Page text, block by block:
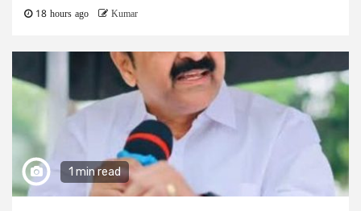
18 hours ago Kumar
1 min read